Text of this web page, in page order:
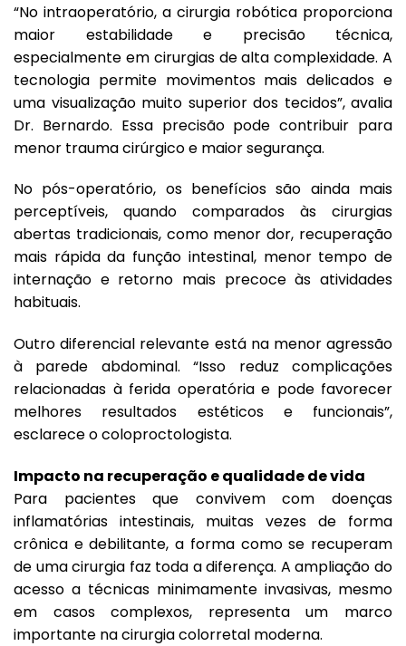
“No intraoperatório, a cirurgia robótica proporciona
maior estabilidade e precisão técnica,
especialmente em cirurgias de alta complexidade. A
tecnologia permite movimentos mais delicados e
uma visualização muito superior dos tecidos”, avalia
Dr. Bernardo. Essa precisão pode contribuir para
menor trauma cirúrgico e maior segurança.
No pós-operatório, os benefícios são ainda mais
perceptíveis, quando comparados às cirurgias
abertas tradicionais, como menor dor, recuperação
mais rápida da função intestinal, menor tempo de
internação e retorno mais precoce às atividades
habituais.
Outro diferencial relevante está na menor agressão
à parede abdominal. “Isso reduz complicações
relacionadas à ferida operatória e pode favorecer
melhores resultados estéticos e funcionais”,
esclarece o coloproctologista.
Impacto na recuperação e qualidade de vida
Para pacientes que convivem com doenças
inflamatórias intestinais, muitas vezes de forma
crônica e debilitante, a forma como se recuperam
de uma cirurgia faz toda a diferença. A ampliação do
acesso a técnicas minimamente invasivas, mesmo
em casos complexos, representa um marco
importante na cirurgia colorretal moderna.